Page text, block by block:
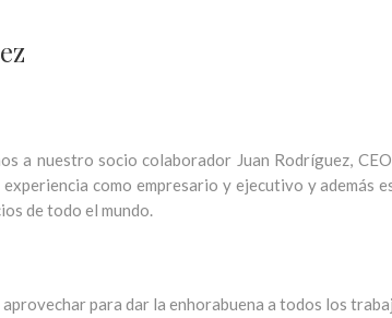
a nuestro socio colaborador Juan Rodríguez,
como empresario y ejecutivo y además
de todo el mundo.
aprovechar para dar la enhorabuena a todos los